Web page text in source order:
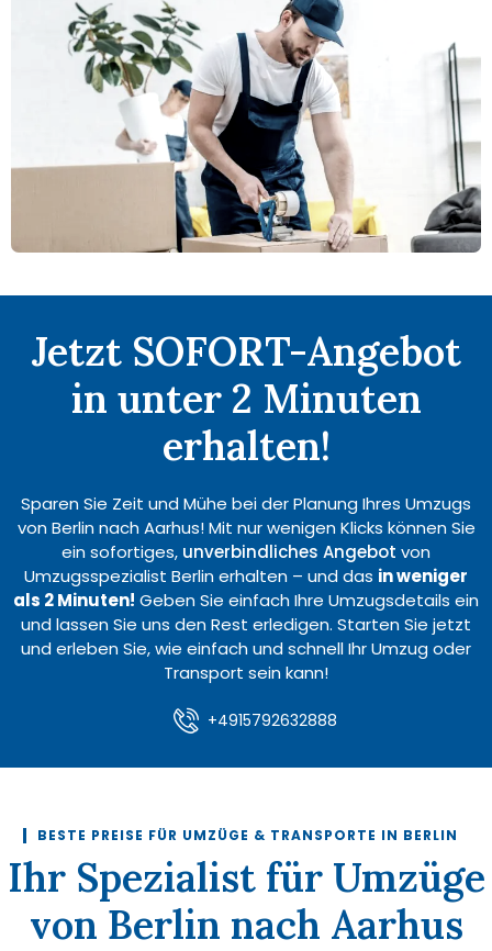
Jetzt SOFORT-Angebot
in unter 2 Minuten
erhalten!
Sparen Sie Zeit und Mühe bei der Planung Ihres Umzugs
von Berlin nach Aarhus! Mit nur wenigen Klicks können Sie
ein sofortiges, unverbindliches Angebot von
Umzugsspezialist Berlin erhalten – und das in weniger
als 2 Minuten! Geben Sie einfach Ihre Umzugsdetails ein
und lassen Sie uns den Rest erledigen. Starten Sie jetzt
und erleben Sie, wie einfach und schnell Ihr Umzug oder
Transport sein kann!
+4915792632888
BESTE PREISE FÜR UMZÜGE & TRANSPORTE IN BERLIN
Ihr Spezialist für Umzüge
von Berlin nach Aarhus